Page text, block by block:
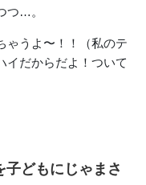
つ…。
ゃうよ〜！！（私のテ
イだからだよ！ついて
どもにじゃまさ